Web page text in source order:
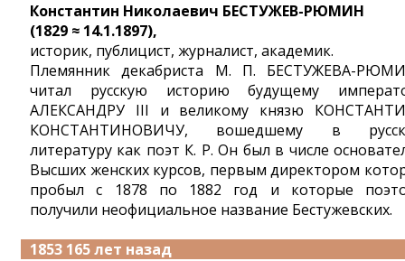
Константин Николаевич БЕСТУЖЕВ-РЮМИН
(1829 ≈ 14.1.1897),
историк, публицист, журналист, академик.
Племянник декабриста М. П. БЕСТУЖЕВА-
читал русскую историю будущему
АЛЕКСАНДРУ III и великому князю
КОНСТАНТИНОВИЧУ, вошедшему в
литературу как поэт К. Р. Он был в числе
Высших женских курсов, первым директором
пробыл с 1878 по 1882 год и которые
получили неофициальное название Бестужевских.
1853 165 лет назад